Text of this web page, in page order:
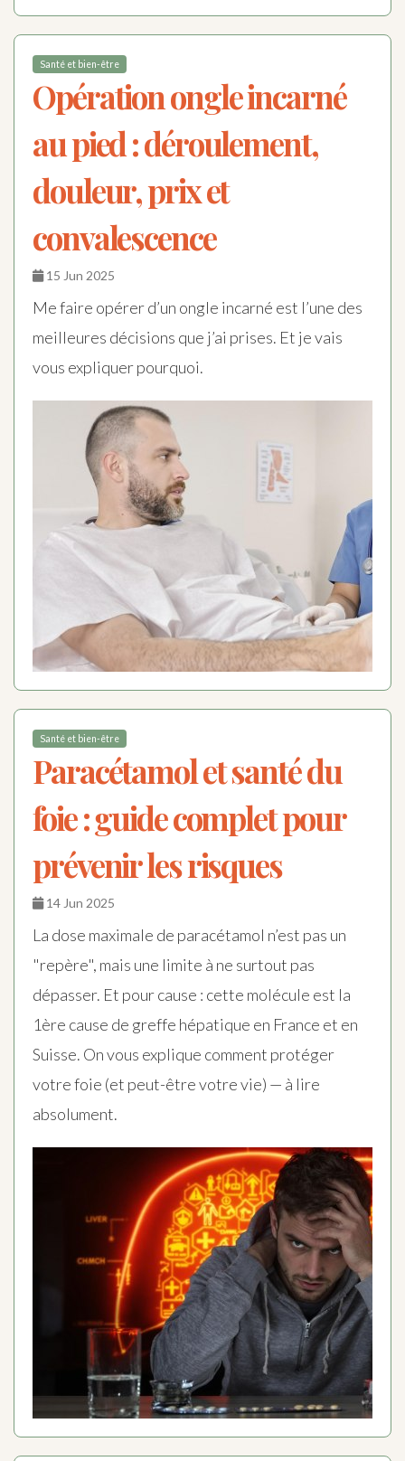
Santé et bien-être
Opération ongle incarné
au pied : déroulement,
douleur, prix et
convalescence
15 Jun 2025
Me faire opérer d’un ongle incarné est l’une des
meilleures décisions que j’ai prises. Et je vais
vous expliquer pourquoi.
Santé et bien-être
Paracétamol et santé du
foie : guide complet pour
prévenir les risques
14 Jun 2025
La dose maximale de paracétamol n’est pas un
"repère", mais une limite à ne surtout pas
dépasser. Et pour cause : cette molécule est la
1ère cause de greffe hépatique en France et en
Suisse. On vous explique comment protéger
votre foie (et peut-être votre vie) — à lire
absolument.